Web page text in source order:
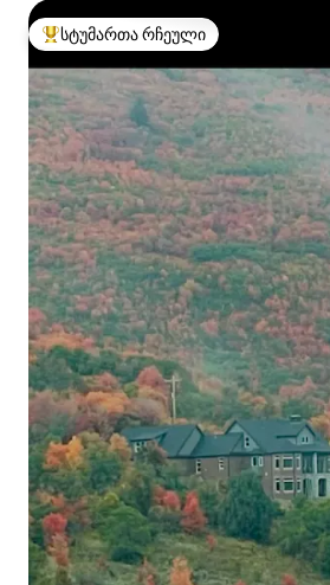
სტუმართა რჩეული მოწინავე ვარიანტი
სტუმართა რჩეული